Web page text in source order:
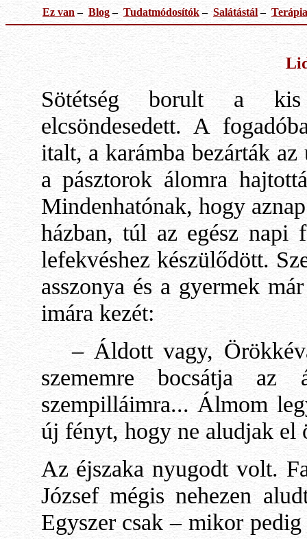
Ez van – Blog– Tudatmódosítók–Salátástál– Terápia
Sötétség borult a kis
elcsöndesedett. A
italt, a karámba bezárták
a pásztorok álomra
Mindenhatónak, hogy
házban, túl az egész napi
lefekvéshez készülődött.
asszonya és a gyermek
imára kezét:
– Áldott vagy,
szememre bocsátja az
szempilláimra... Álmom
új fényt, hogy ne aludjak el
Az éjszaka nyugodt volt.
József mégis nehezen
Egyszer csak – mikor